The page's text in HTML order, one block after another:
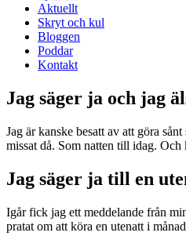
Aktuellt
Skryt och kul
Bloggen
Poddar
Kontakt
Jag säger ja och jag
Jag är kanske besatt av att göra
missat då. Som natten till idag.
Jag säger ja till en
Igår fick jag ett meddelande från
pratat om att köra en utenatt i